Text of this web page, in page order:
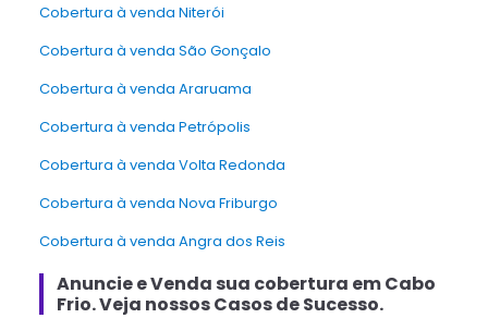
Cobertura à venda Niterói
Cobertura à venda São Gonçalo
Cobertura à venda Araruama
Cobertura à venda Petrópolis
Cobertura à venda Volta Redonda
Cobertura à venda Nova Friburgo
Cobertura à venda Angra dos Reis
Anuncie e Venda sua cobertura emCabo
Frio. Veja nossos Casos de Sucesso.